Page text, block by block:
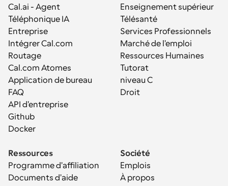
Cal.ai - Agent
Téléphonique IA
Entreprise
Intégrer Cal.com
Routage
Cal.com Atomes
Application de bureau
FAQ
API d'entreprise
Github
Docker
Enseignement supérieur
Télésanté
Services Professionnels
Marché de l'emploi
Ressources Humaines
Tutorat
niveau C
Droit
Ressources
Programme d'affiliation
Documents d'aide
Société
Emplois
À propos